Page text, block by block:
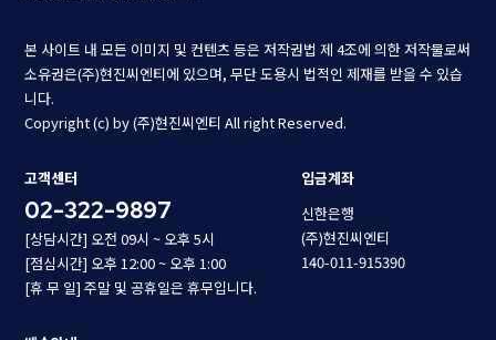
본 사이트 내 모든 이미지 및 컨텐츠 등은 저작권법 제 4조에 의한 저작물로써
소유권은(주)현진씨엔티에 있으며, 무단 도용시 법적인 제재를 받을 수 있습
니다.
Copyright (c) by (주)현진씨엔티 All right Reserved.
고객센터
02-322-9897
[상담시간] 오전 09시 ~ 오후 5시
[점심시간] 오후 12:00 ~ 오후 1:00
[휴 무 일] 주말 및 공휴일은 휴무입니다.
입금계좌
신한은행
(주)현진씨엔티
140-011-915390